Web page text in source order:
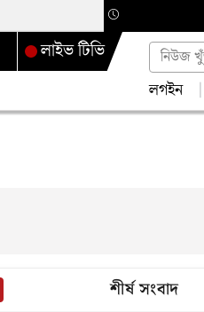
লাইভ টিভি
লগইন
শীর্ষ সংবাদ